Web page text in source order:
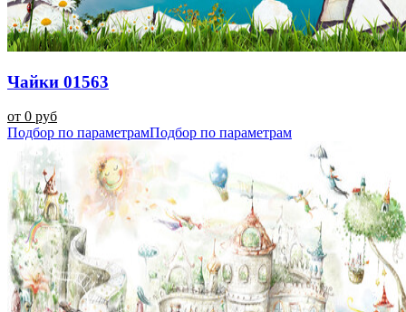
Чайки 01563
от 0 руб
Подбор по параметрамПодбор по параметрам